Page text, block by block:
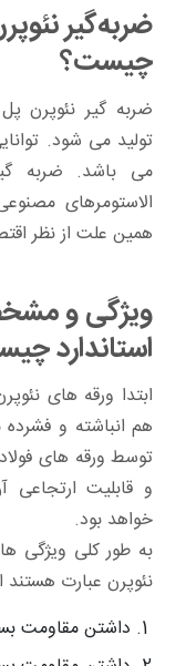
ضربه‌گیر
چیست؟
ضربه گیر نئوپرن
تولید می شود.
می باشد. ضربه
الاستومر‌های
همین علت از نظر
ویژگی و
استاندارد
ابتدا ورقه های
هم انباشته و
توسط ورقه های
و قابلیت ارتجاعی
خواهد بود.
به طور کلی ویژگی
نئوپرن عبارت هستند
داشتن مقاومت